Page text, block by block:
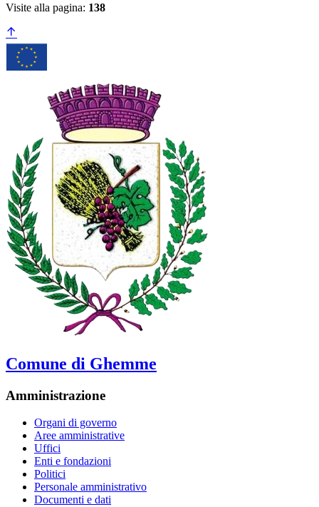
Visite alla pagina: 138
Comune di Ghemme
Amministrazione
Organi di governo
Aree amministrative
Uffici
Enti e fondazioni
Politici
Personale amministrativo
Documenti e dati